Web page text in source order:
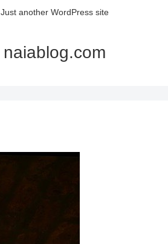
Just another WordPress site
naiablog.com